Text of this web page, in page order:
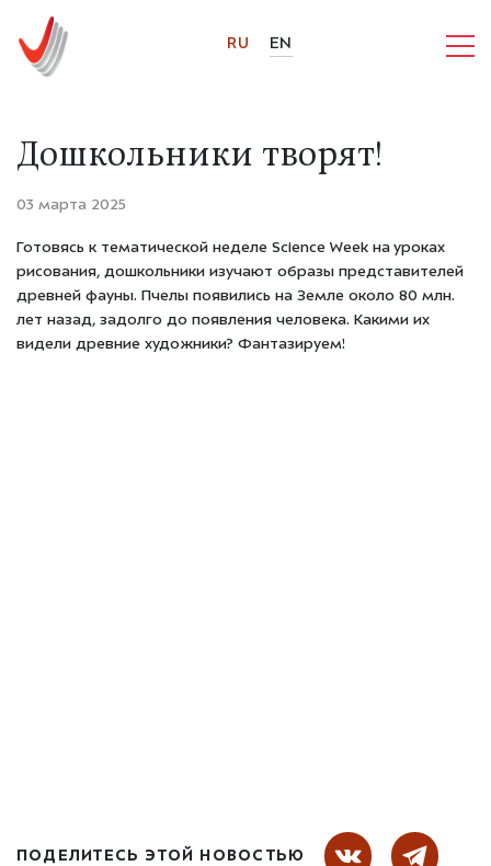
RU EN
Дошкольники творят!
03 марта 2025
Готовясь к тематической неделе Science Week на уроках
рисования, дошкольники изучают образы представителей
древней фауны. Пчелы появились на Земле около 80 млн.
лет назад, задолго до появления человека. Какими их
видели древние художники? Фантазируем!
ПОДЕЛИТЕСЬ ЭТОЙ НОВОСТЬЮ